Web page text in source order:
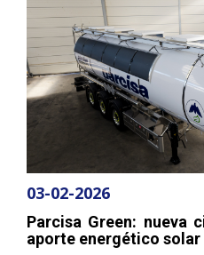
03-02-2026
Parcisa Green: nueva
aporte energético solar